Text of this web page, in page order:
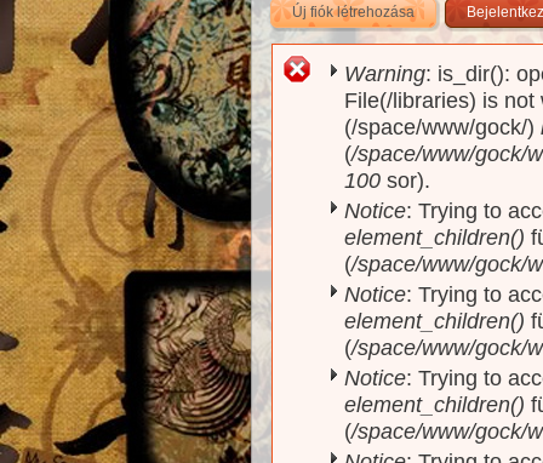
Új fiók létrehozása(aktív fül)
Hibaüzenet
Warning: is_dir():
File(/libraries) is
(/space/www/gock/)
(/space/www/gock/
100 sor).
Notice: Trying to
element_children()
(/space/www/gock/
Notice: Trying to
element_children()
(/space/www/gock/
Notice: Trying to
element_children()
(/space/www/gock/